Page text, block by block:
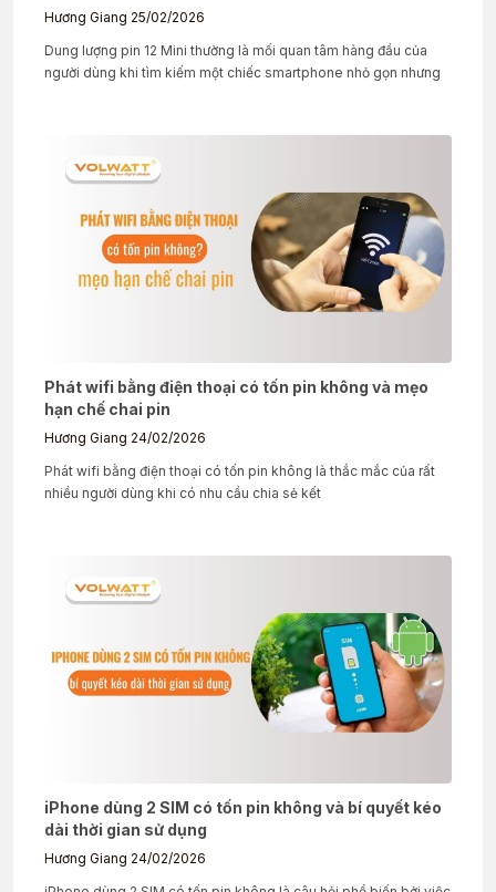
Hương Giang 25/02/2026
Dung lượng pin 12 Mini thường là mối quan tâm hàng đầu của
người dùng khi tìm kiếm một chiếc smartphone nhỏ gọn nhưng
Phát wifi bằng điện thoại có tốn pin không và mẹo
hạn chế chai pin
Hương Giang 24/02/2026
Phát wifi bằng điện thoại có tốn pin không là thắc mắc của rất
nhiều người dùng khi có nhu cầu chia sẻ kết
iPhone dùng 2 SIM có tốn pin không và bí quyết kéo
dài thời gian sử dụng
Hương Giang 24/02/2026